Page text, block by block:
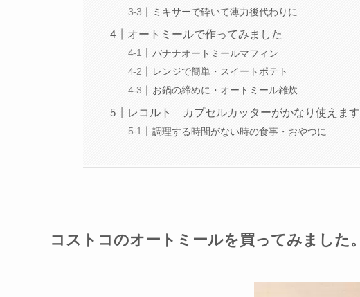
ミキサーで砕いて薄力後代わりに
オートミールで作ってみました
バナナオートミールマフィン
レンジで簡単・スイートポテト
お鍋の締めに・オートミール雑炊
レコルト カプセルカッターがかなり使えます
調理する時間がない時の食事・おやつに
コストコのオートミールを買ってみました。